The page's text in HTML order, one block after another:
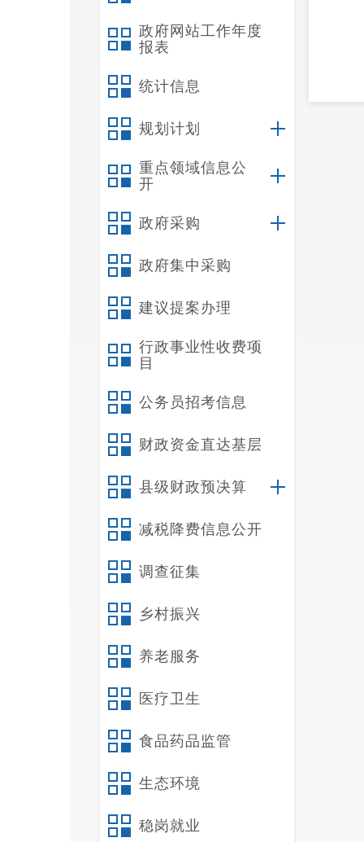
政府网站工作年度
报表
统计信息
规划计划
重点领域信息公
开
政府采购
政府集中采购
建议提案办理
行政事业性收费项
目
公务员招考信息
财政资金直达基层
县级财政预决算
减税降费信息公开
调查征集
乡村振兴
养老服务
医疗卫生
食品药品监管
生态环境
稳岗就业